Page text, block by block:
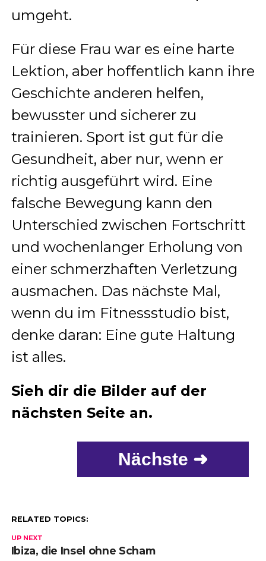
umgeht.
Für diese Frau war es eine harte
Lektion, aber hoffentlich kann ihre
Geschichte anderen helfen,
bewusster und sicherer zu
trainieren. Sport ist gut für die
Gesundheit, aber nur, wenn er
richtig ausgeführt wird. Eine
falsche Bewegung kann den
Unterschied zwischen Fortschritt
und wochenlanger Erholung von
einer schmerzhaften Verletzung
ausmachen. Das nächste Mal,
wenn du im Fitnessstudio bist,
denke daran: Eine gute Haltung
ist alles.
Sieh dir die Bilder auf der
nächsten Seite an.
Nächste ➜
RELATED TOPICS:
UP NEXT
Ibiza, die Insel ohne Scham